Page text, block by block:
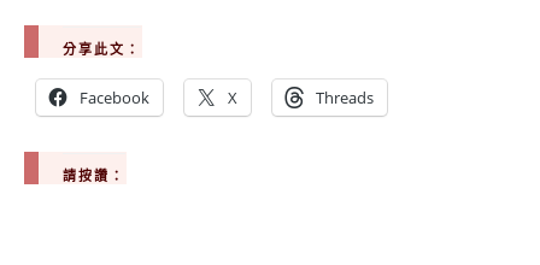
分享此文：
Facebook X Threads
請按讚：